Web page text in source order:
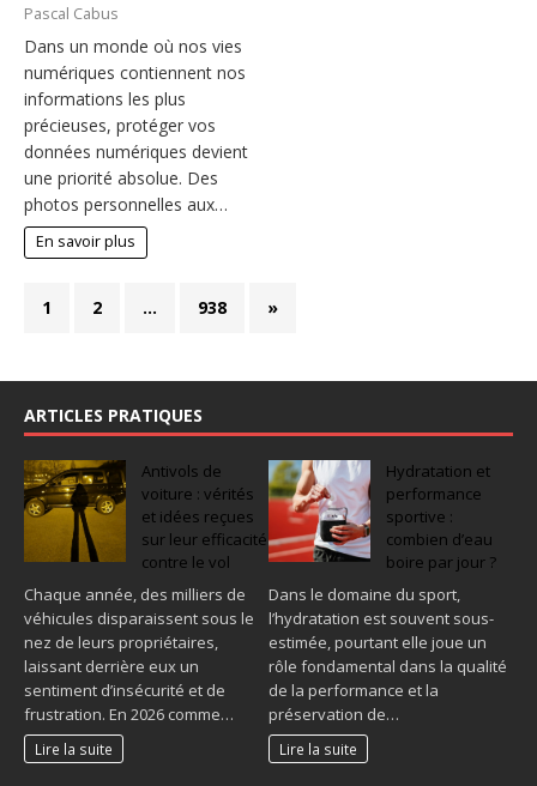
Pascal Cabus
Dans un monde où nos vies
numériques contiennent nos
informations les plus
précieuses, protéger vos
données numériques devient
une priorité absolue. Des
photos personnelles aux…
En savoir plus
1 2 … 938 »
ARTICLES PRATIQUES
Antivols de
voiture : vérités
et idées reçues
sur leur efficacité
contre le vol
Chaque année, des milliers de
véhicules disparaissent sous le
nez de leurs propriétaires,
laissant derrière eux un
sentiment d’insécurité et de
frustration. En 2026 comme…
Lire la suite
Hydratation et
performance
sportive :
combien d’eau
boire par jour ?
Dans le domaine du sport,
l’hydratation est souvent sous-
estimée, pourtant elle joue un
rôle fondamental dans la qualité
de la performance et la
préservation de…
Lire la suite